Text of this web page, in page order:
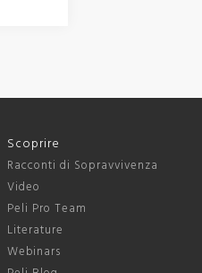
Scoprire
Racconti di Sopravvivenza
Video
Peli Pro Team
Literature
Webinars